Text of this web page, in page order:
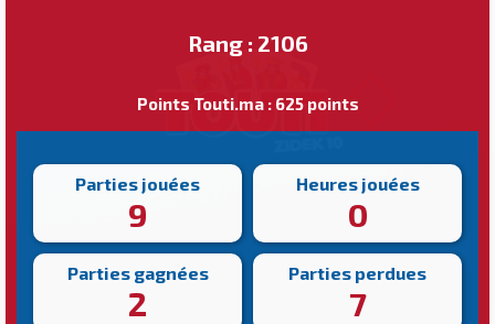
Rang : 2106
Points Touti.ma : 625 points
Parties jouées
9
Heures jouées
0
Parties gagnées
2
Parties perdues
7